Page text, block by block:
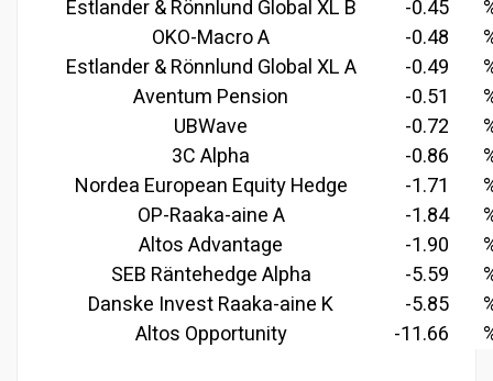
Estlander & Rönnlund Global XL B
-0.45
OKO-Macro A
-0.48
Estlander & Rönnlund Global XL A
-0.49
Aventum Pension
-0.51
UBWave
-0.72
3C Alpha
-0.86
Nordea European Equity Hedge
-1.71
OP-Raaka-aine A
-1.84
Altos Advantage
-1.90
SEB Räntehedge Alpha
-5.59
Danske Invest Raaka-aine K
-5.85
Altos Opportunity
-11.66